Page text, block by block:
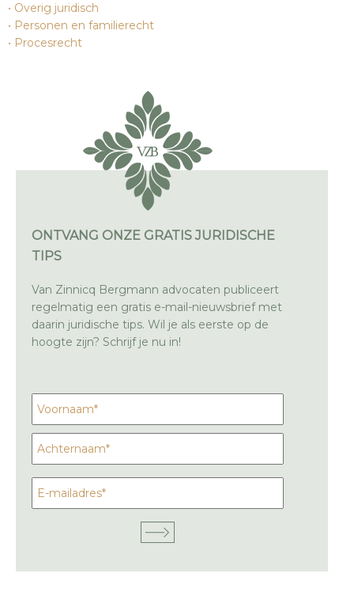
Overig juridisch
Personen en familierecht
Procesrecht
ONTVANG ONZE GRATIS JURIDISCHE
TIPS
Van Zinnicq Bergmann advocaten publiceert
regelmatig een gratis e-mail-nieuwsbrief met
daarin juridische tips. Wil je als eerste op de
hoogte zijn? Schrijf je nu in!